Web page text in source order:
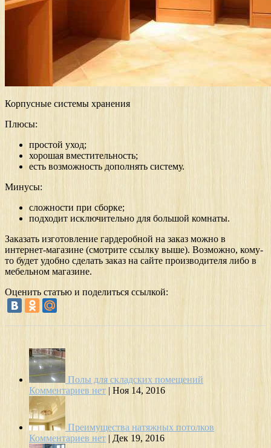
Корпусные системы хранения
Плюсы:
простой уход;
хорошая вместительность;
есть возможность дополнять систему.
Минусы:
сложности при сборке;
подходит исключительно для большой комнаты.
Заказать изготовление гардеробной на заказ можно в
интернет-магазине (смотрите ссылку выше). Возможно, кому-
то будет удобно сделать заказ на сайте производителя либо в
мебельном магазине.
Оценить статью и поделиться ссылкой:
Полы для складских помещений
Комментариев нет | Ноя 14, 2016
Преимущества натяжных потолков
Комментариев нет | Дек 19, 2016